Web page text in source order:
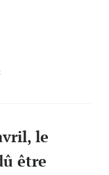
le
être